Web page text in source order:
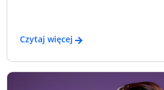
Czytaj więcej